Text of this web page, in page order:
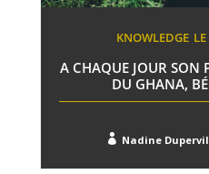
KNOWLEDGE
A CHAQUE JOUR SON
DU GHANA,
 Nadine Dupervil